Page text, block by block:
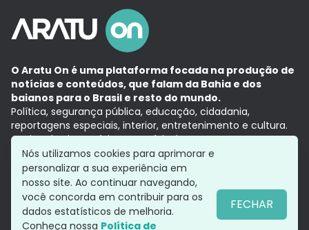
O Aratu On é uma plataforma focada na produção de
notícias e conteúdos, que falam da Bahia e dos
baianos para o Brasil e resto do mundo.
Política, segurança pública, educação, cidadania,
reportagens especiais, interior, entretenimento e cultura.
Aqui, tudo vira notícia e a notícia é no tempo presente,
com a credibilidade do Grupo Aratu.
Grupo Aratu
Política de privacidade
Siga-nos
Nós utilizamos cookies para aprimorar e
personalizar a sua experiência em
nosso site. Ao continuar navegando,
você concorda em contribuir para os
dados estatísticos de melhoria.
Conheça nossa Política de
FECHAR